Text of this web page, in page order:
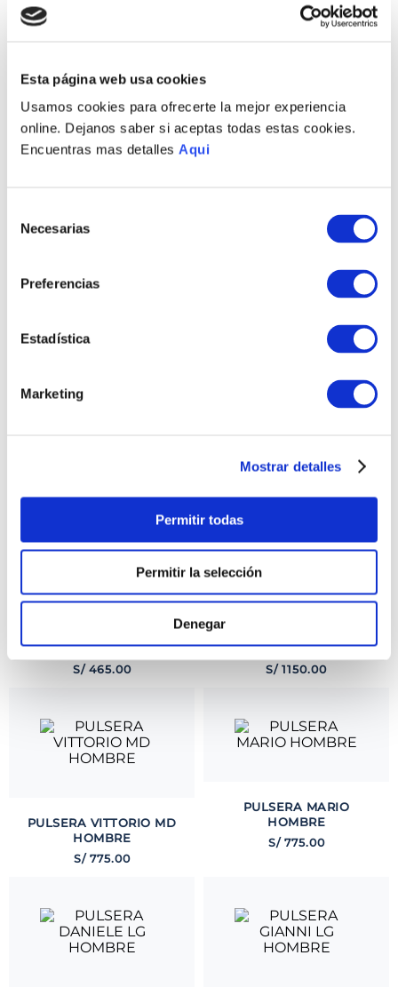
Esta página web usa cookies
Usamos cookies para ofrecerte la mejor experiencia
online. Dejanos saber si aceptas todas estas cookies.
Encuentras mas detalles Aqui
Necesarias
Preferencias
Estadística
Marketing
Mostrar detalles
Permitir todas
Permitir la selección
Denegar
HOMBRE
S/ 570.00 S/ 515 .00
S/ 725
MD HOMBRE
HOMBRE
HOMBRE
S/ 465.00
HOMBRE
S/ 1150.00
PULSERA VITTORIO MD
HOMBRE
S/ 775.00
PULSERA MARIO
HOMBRE
S/ 775.00